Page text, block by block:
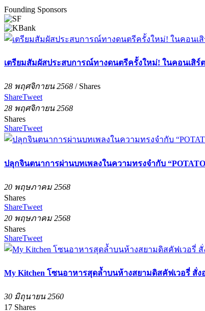
Founding Sponsors
เตรียมสัมผัสประสบการณ์ทางดนตรีครั้งใหม่! ในคอนเสิร์
28 พฤศจิกายน 2568 / Shares
ShareTweet
28 พฤศจิกายน 2568
Shares
ShareTweet
ปลุกจินตนาการผ่านบทเพลงในความทรงจำกับ
20 พฤษภาคม 2568
Shares
ShareTweet
20 พฤษภาคม 2568
Shares
ShareTweet
My Kitchen โซนอาหารสุดล้ำบนห้างสยามดิสคัฟเวอรี่ สั่ง
30 มิถุนายน 2560
17 Shares